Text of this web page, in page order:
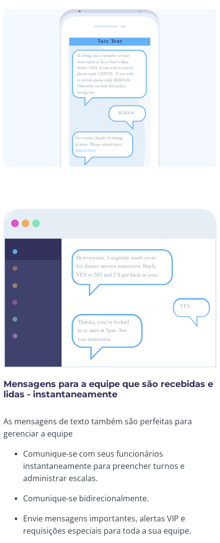
Mensagens para a equipe que são recebidas e
lidas - instantaneamente
As mensagens de texto também são perfeitas para
gerenciar a equipe
Comunique-se com seus funcionários
instantaneamente para preencher turnos e
administrar escalas.
Comunique-se bidirecionalmente.
Envie mensagens importantes, alertas VIP e
requisições especiais para toda a sua equipe.